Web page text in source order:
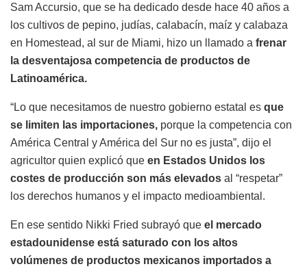
Sam Accursio, que se ha dedicado desde hace 40 años a
los cultivos de pepino, judías, calabacín, maíz y calabaza
en Homestead, al sur de Miami, hizo un llamado a frenar
la desventajosa competencia de productos de
Latinoamérica.
“Lo que necesitamos de nuestro gobierno estatal es que
se limiten las importaciones, porque la competencia con
América Central y América del Sur no es justa”, dijo el
agricultor quien explicó que en Estados Unidos los
costes de producción son más elevados al “respetar”
los derechos humanos y el impacto medioambiental.
En ese sentido Nikki Fried subrayó que el mercado
estadounidense está saturado con los altos
volúmenes de productos mexicanos importados a